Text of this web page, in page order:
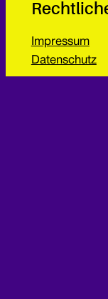
Impressum
Datenschutz